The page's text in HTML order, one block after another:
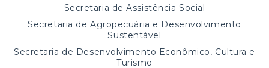
Secretaria de Assistência Social
Secretaria de Agropecuária e Desenvolvimento
Sustentável
Secretaria de Desenvolvimento Econômico, Cultura e
Turismo